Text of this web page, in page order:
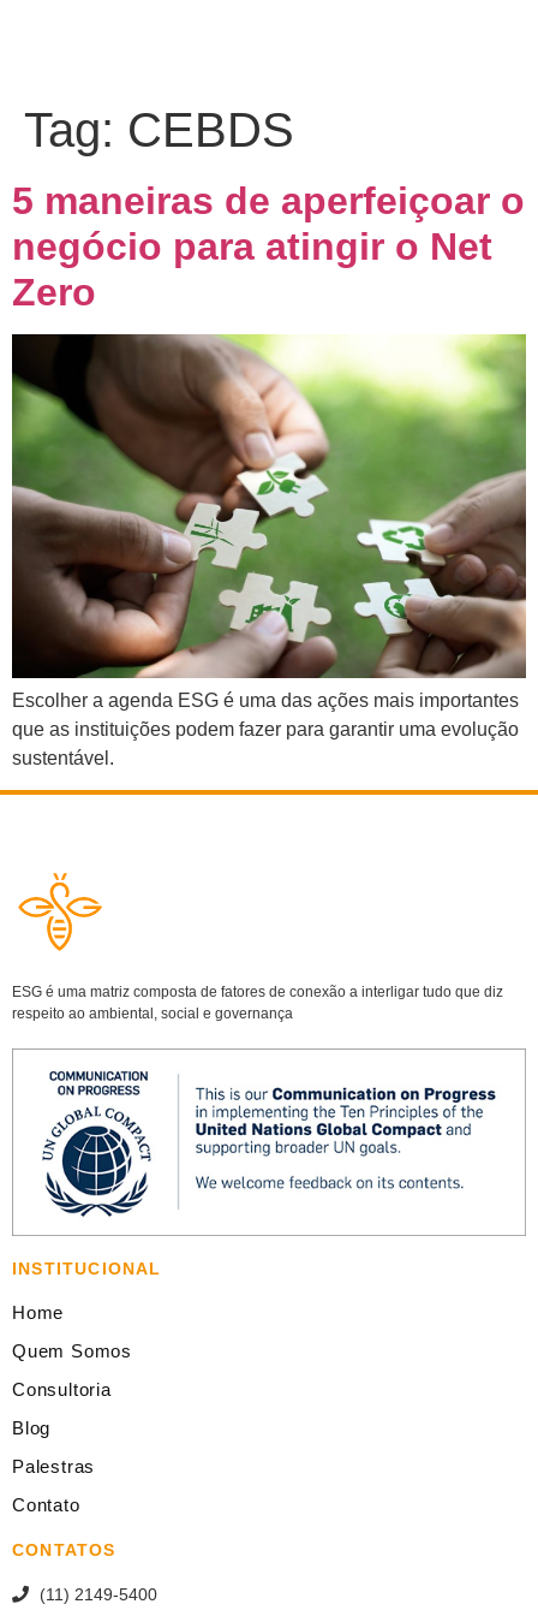
Tag: CEBDS
5 maneiras de aperfeiçoar o
negócio para atingir o Net
Zero
Escolher a agenda ESG é uma das ações mais importantes
que as instituições podem fazer para garantir uma evolução
sustentável.
ESG é uma matriz composta de fatores de conexão a interligar tudo que diz
respeito ao ambiental, social e governança
INSTITUCIONAL
Home
Quem Somos
Consultoria
Blog
Palestras
Contato
CONTATOS
(11) 2149-5400